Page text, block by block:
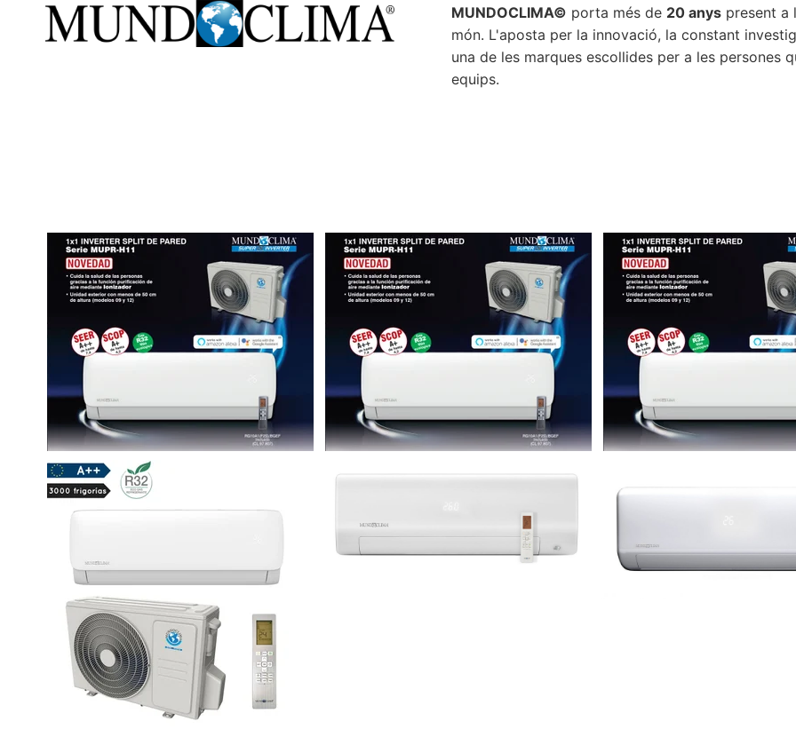
MUNDOCLIMA© porta més de 20 anyspresent a
món. L'aposta per la innovació, la constant
una de les marques escollides per a les persones
equips.